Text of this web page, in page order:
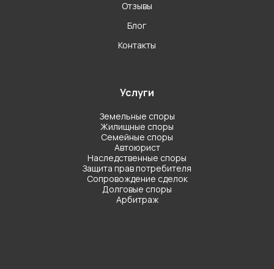
Отзывы
Блог
Контакты
Земельные споры
Жилищные споры
Семейные споры
Автоюрист
Наследственные споры
Защита прав потребителя
Сопровождение сделок
Долговые споры
Арбитраж
Услуги